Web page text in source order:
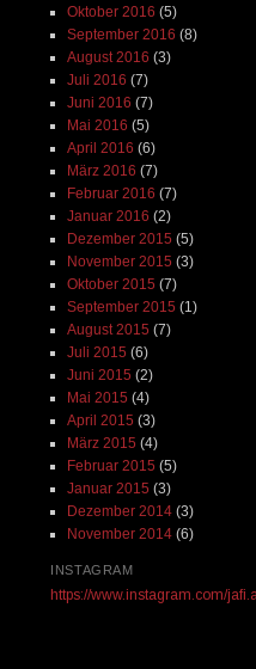
Oktober 2016 (5)
September 2016 (8)
August 2016 (3)
Juli 2016 (7)
Juni 2016 (7)
Mai 2016 (5)
April 2016 (6)
März 2016 (7)
Februar 2016 (7)
Januar 2016 (2)
Dezember 2015 (5)
November 2015 (3)
Oktober 2015 (7)
September 2015 (1)
August 2015 (7)
Juli 2015 (6)
Juni 2015 (2)
Mai 2015 (4)
April 2015 (3)
März 2015 (4)
Februar 2015 (5)
Januar 2015 (3)
Dezember 2014(3)
November 2014(6)
INSTAGRAM
https://www.instagram.com/